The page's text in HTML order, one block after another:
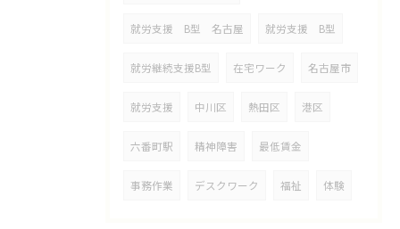
就労支援 B型 名古屋 就労支援 B型
就労継続支援B型 在宅ワーク 名古屋市
就労支援 中川区 熱田区 港区
六番町駅 精神障害 最低賃金
事務作業 デスクワーク 福祉 体験